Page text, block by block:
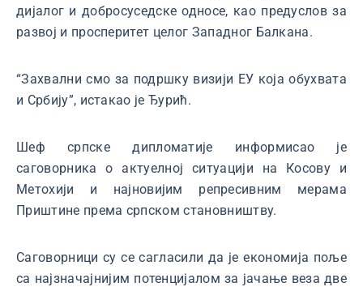
дијалог и добросуседске односе, као предуслов за
развој и просперитет целог Западног Балкана.
“Захвални смо за подршку визији ЕУ која обухвата
и Србију”, истакао је Ђурић.
Шеф српске дипломатије информисао је
саговорника о актуелној ситуацији на Косову и
Метохији и најновијим репресивним мерама
Приштине према српском становништву.
Саговорници су се сагласили да је економија поље
са најзначајнијим потенцијалом за јачање веза две